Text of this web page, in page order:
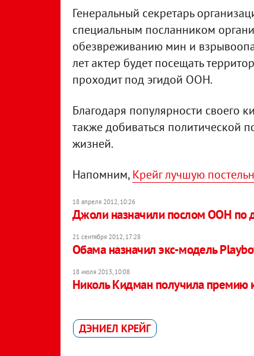
Генеральный секретарь
специальным посланником
обезвреживанию мин и
лет актер будет посещать
проходит под эгидой ООН.
Благодаря популярности своего
также добиваться политической
жизней.
Напомним,Крейг лучшую
18 апреля 2012, 10:26
Джоли назначили послом ООН по
21 сентября 2012, 17:28
Обама назначил экс-модель
18 июля 2013, 10:08
Николь Кидман получила премию
ДЭНИЕЛ КРЕЙГ